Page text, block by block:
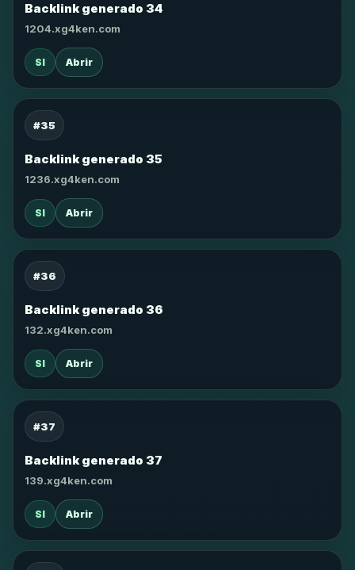
Backlink generado 34
1204.xg4ken.com
SI Abrir
#35
Backlink generado 35
1236.xg4ken.com
SI Abrir
#36
Backlink generado 36
132.xg4ken.com
SI Abrir
#37
Backlink generado 37
139.xg4ken.com
SI Abrir